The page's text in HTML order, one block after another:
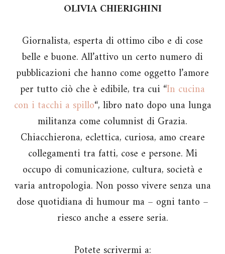
OLIVIA CHIERIGHINI
Giornalista, esperta di ottimo cibo e di cose
belle e buone. All’attivo un certo numero di
pubblicazioni che hanno come oggetto l’amore
per tutto ciò che è edibile, tra cui “In cucina
con i tacchi a spillo“, libro nato dopo una lunga
militanza come columnist di Grazia.
Chiacchierona, eclettica, curiosa, amo creare
collegamenti tra fatti, cose e persone. Mi
occupo di comunicazione, cultura, società e
varia antropologia. Non posso vivere senza una
dose quotidiana di humour ma – ogni tanto –
riesco anche a essere seria.